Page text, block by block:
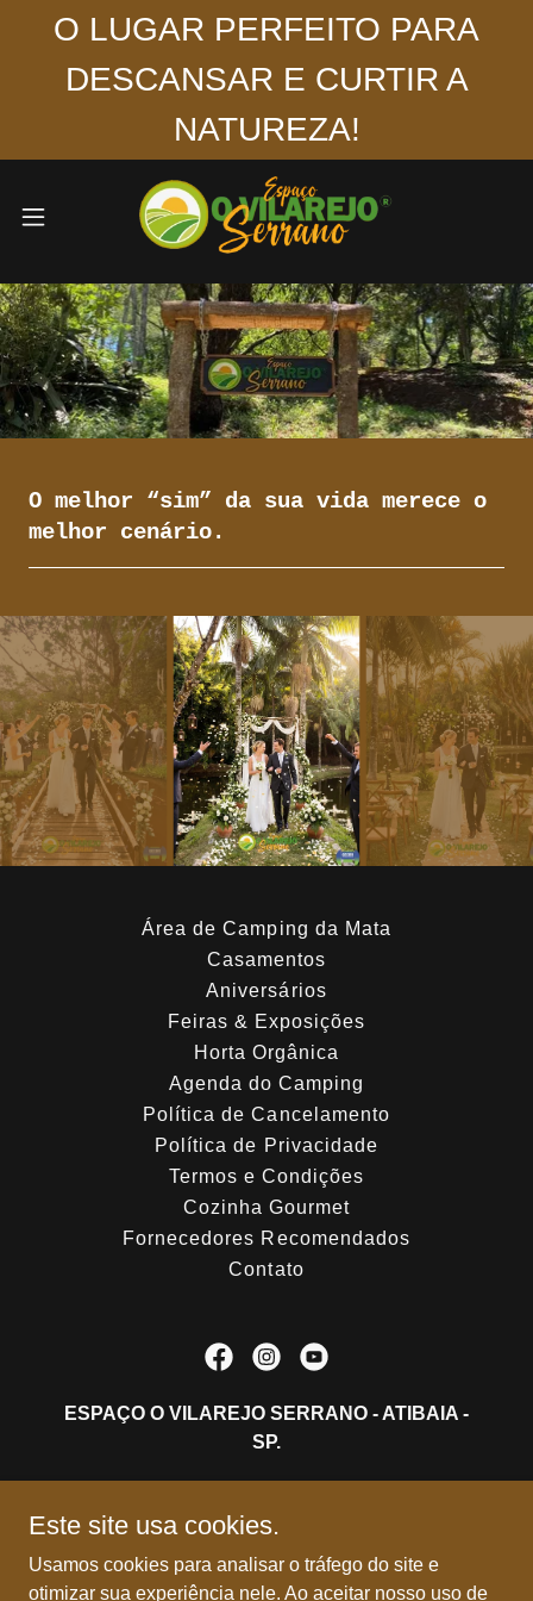
O LUGAR PERFEITO PARA
DESCANSAR E CURTIR A
NATUREZA!
O melhor “sim” da sua vida merece o
melhor cenário.
Área de Camping da Mata
Casamentos
Aniversários
Feiras & Exposições
Horta Orgânica
Agenda do Camping
Política de Cancelamento
Política de Privacidade
Termos e Condições
Cozinha Gourmet
Fornecedores Recomendados
Contato
ESPAÇO O VILAREJO SERRANO - ATIBAIA -
SP.
® Todos os direitos reservados 2024. Todas as marcas EVS e
qualquer propriedade intelectual inserida nelas são de
Este site usa cookies.
Usamos cookies para analisar o tráfego do site e
otimizar sua experiência nele. Ao aceitar nosso uso de